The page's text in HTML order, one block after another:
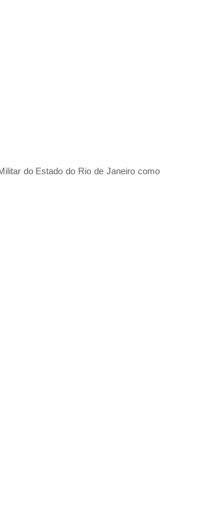
do Estado do Rio de Janeiro como